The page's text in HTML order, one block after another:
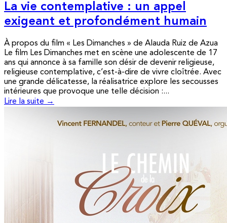
La vie contemplative : un appel
exigeant et profondément humain
À propos du film « Les Dimanches » de Alauda Ruiz de Azua
Le film Les Dimanches met en scène une adolescente de 17
ans qui annonce à sa famille son désir de devenir religieuse,
religieuse contemplative, c’est-à-dire de vivre cloîtrée. Avec
une grande délicatesse, la réalisatrice explore les secousses
intérieures que provoque une telle décision :...
Lire la suite →